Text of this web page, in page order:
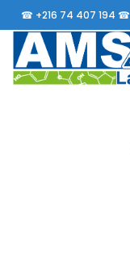
Passer
au
contenu
☎ +216 74 407 194 ☎